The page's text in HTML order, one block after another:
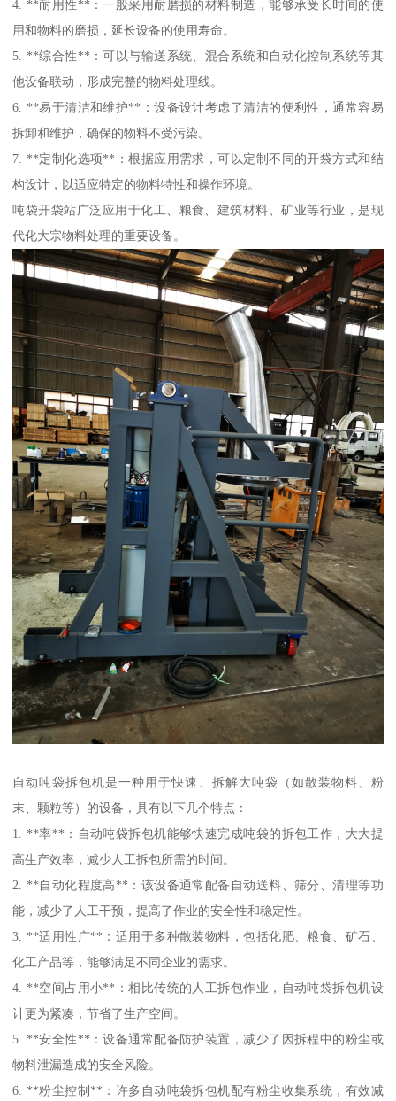
4. **耐用性**：一般采用耐磨损的材料制造，能够承受长时间的使
用和物料的磨损，延长设备的使用寿命。
5. **综合性**：可以与输送系统、混合系统和自动化控制系统等其
他设备联动，形成完整的物料处理线。
6. **易于清洁和维护**：设备设计考虑了清洁的便利性，通常容易
拆卸和维护，确保的物料不受污染。
7. **定制化选项**：根据应用需求，可以定制不同的开袋方式和结
构设计，以适应特定的物料特性和操作环境。
吨袋开袋站广泛应用于化工、粮食、建筑材料、矿业等行业，是现
代化大宗物料处理的重要设备。
自动吨袋拆包机是一种用于快速、拆解大吨袋（如散装物料、粉
末、颗粒等）的设备，具有以下几个特点：
1. **率**：自动吨袋拆包机能够快速完成吨袋的拆包工作，大大提
高生产效率，减少人工拆包所需的时间。
2. **自动化程度高**：该设备通常配备自动送料、筛分、清理等功
能，减少了人工干预，提高了作业的安全性和稳定性。
3. **适用性广**：适用于多种散装物料，包括化肥、粮食、矿石、
化工产品等，能够满足不同企业的需求。
4. **空间占用小**：相比传统的人工拆包作业，自动吨袋拆包机设
计更为紧凑，节省了生产空间。
5. **安全性**：设备通常配备防护装置，减少了因拆程中的粉尘或
物料泄漏造成的安全风险。
6. **粉尘控制**：许多自动吨袋拆包机配有粉尘收集系统，有效减